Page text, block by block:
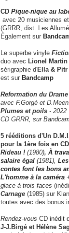
CD Pique-nique au
avec 20 musiciennes
(GRRR, dist. Les
Également sur
Le superbe vinyle
duo avec Lionel Martin
sérigraphie d'Ella & Pitr
est sur Bandcamp
Reformation du Drame
avec F.Gorgé et
Plumes et poils - 2022
CD GRRR, sur
5 rééditions d'Un
pour la 1ère fois en
Rideau ! (1980), À
salaire égal (1981),
contes font les bons
L'homme à la caméra
glace à trois faces
Carnage (1985) sur
toutes avec des bonus
Rendez-vous CD inédit
J-J.Birgé et Hélène